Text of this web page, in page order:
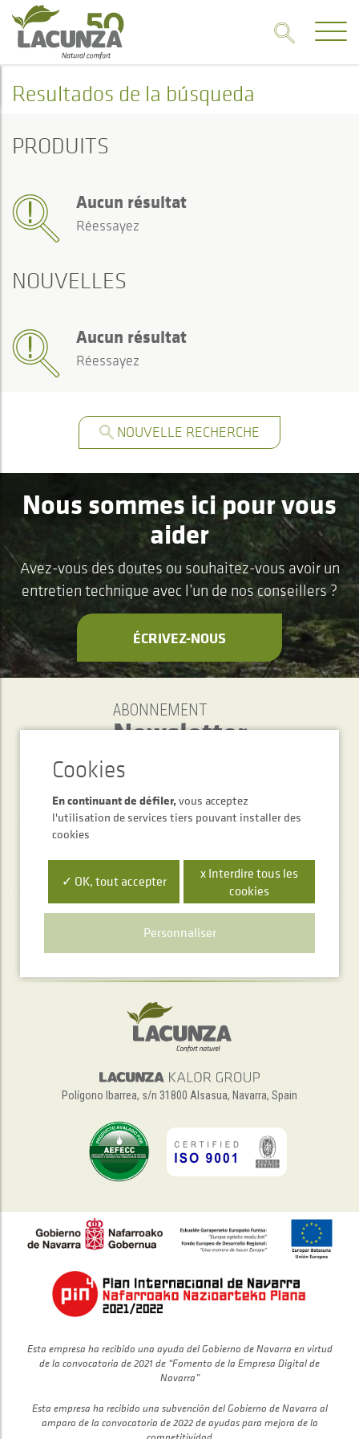
Resultados de la búsqueda
PRODUITS
Aucun résultat
Réessayez
NOUVELLES
Aucun résultat
Réessayez
NOUVELLE RECHERCHE
Nous sommes ici pour vous
aider
Avez-vous des doutes ou souhaitez-vous avoir un
entretien technique avec l’un de nos conseillers ?
ÉCRIVEZ-NOUS
ABONNEMENT
Newsletter
Service d'accueil téléphonique
+34 948 563 511
Polígono Ibarrea, s/n 31800 Alsasua, Navarra, Spain
Esta empresa ha recibido una ayuda del Gobierno de Navarra en virtud
de la convocatoria de 2021 de “Fomento de la Empresa Digital de
Navarra”
Esta empresa ha recibido una subvención del Gobierno de Navarra al
amparo de la convocatoria de 2022 de ayudas para mejora de la
En continuant de défiler,vous acceptez
l'utilisation de services tiers pouvant installer des
cookies
✓ OK, tout accepter
x Interdire tous les
cookies
Personnaliser